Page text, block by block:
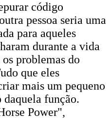
código
pessoa seria uma
para aqueles
durante a vida
problemas do
que eles
mais um pequeno
função.
Power",